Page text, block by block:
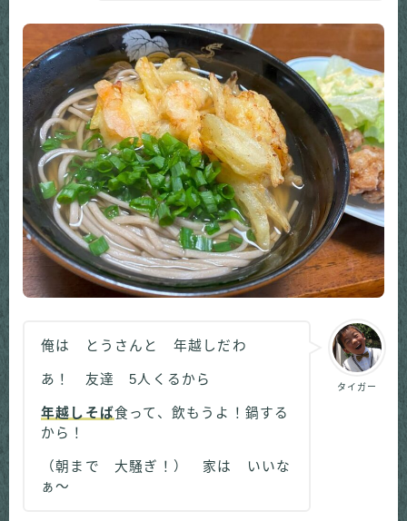
タイガー
俺は とうさんと 年越しだわ
あ！ 友達 5人くるから
年越しそば食って、飲もうよ！鍋する
から！
（朝まで 大騒ぎ！） 家は いいな
ぁ～